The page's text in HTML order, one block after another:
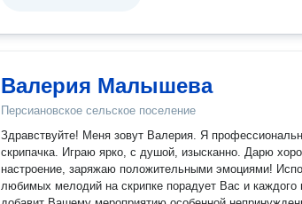
Валерия Малышева
Персиановское сельское поселение
Здравствуйте! Меня зовут Валерия. Я
скрипачка. Играю ярко, с душой, изысканно. Дарю хорошее
настроение, заряжаю положительными эмоциями! Исполнение
любимых мелодий на скрипке порадует Вас и каждого